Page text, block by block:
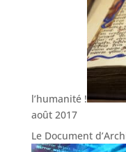
l’humanité !
août 2017
Le Document